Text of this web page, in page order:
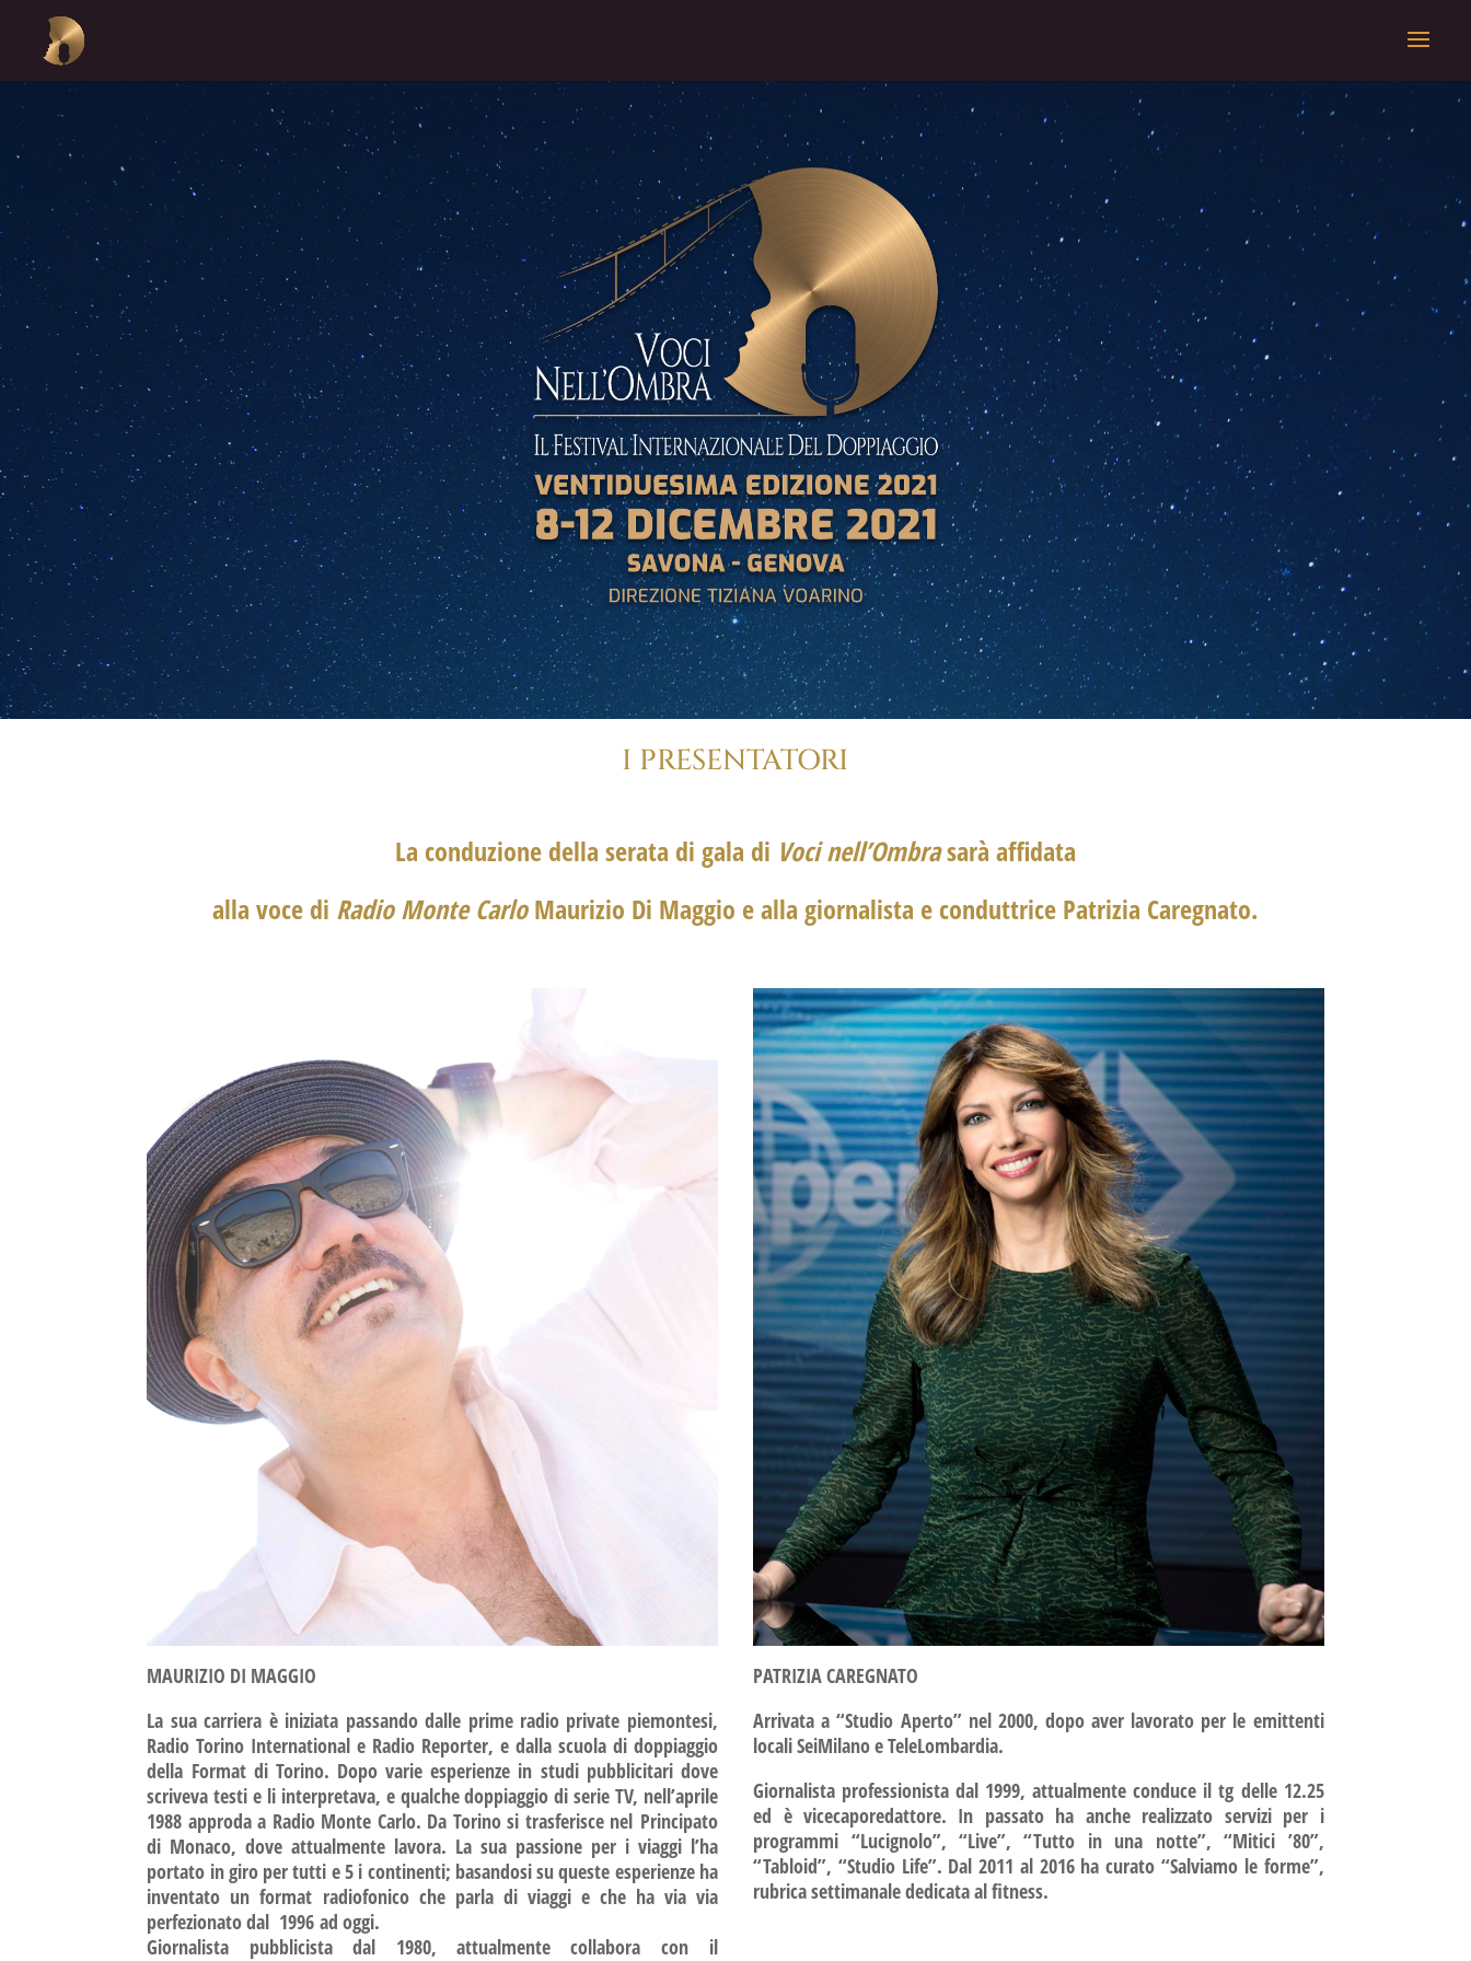
I PRESENTATORI
La conduzione della serata di gala di Voci nell’Ombrasarà affidata
alla voce di Radio Monte CarloMaurizio Di Maggio e alla giornalista e conduttrice Patrizia Caregnato.
MAURIZIO DI MAGGIO
La sua carriera è iniziata passando dalle prime radio private piemontesi,
Radio Torino International e Radio Reporter, e dalla scuola di doppiaggio
della Format di Torino. Dopo varie esperienze in studi pubblicitari dove
scriveva testi e li interpretava, e qualche doppiaggio di serie TV, nell’aprile
1988 approda a Radio Monte Carlo. Da Torino si trasferisce nel Principato
di Monaco, dove attualmente lavora. La sua passione per i viaggi l’ha
portato in giro per tutti e 5 i continenti; basandosi su queste esperienze ha
inventato un format radiofonico che parla di viaggi e che ha via via
perfezionato dal 1996 ad oggi.
Giornalista pubblicista dal 1980, attualmente collabora con il
PATRIZIA CAREGNATO
Arrivata a “Studio Aperto” nel 2000, dopo aver lavorato per le emittenti
locali SeiMilano e TeleLombardia.
Giornalista professionista dal 1999, attualmente conduce il tg delle 12.25
ed è vicecaporedattore. In passato ha anche realizzato servizi per i
programmi “Lucignolo”, “Live”, “Tutto in una notte”, “Mitici ’80”,
“Tabloid”, “Studio Life”. Dal 2011 al 2016 ha curato “Salviamo le forme”,
rubrica settimanale dedicata al fitness.